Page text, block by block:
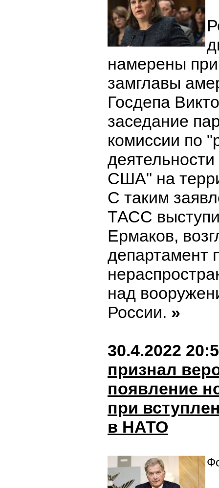
намерены
замглавы
Госдепа
заседание
комиссии по
США" на
С таким
ТАСС
Ермаков,
департамент
над
России. »
30.4.2022
признал
появление
при
в НАТО